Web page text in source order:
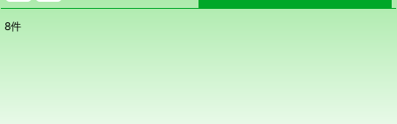
8件